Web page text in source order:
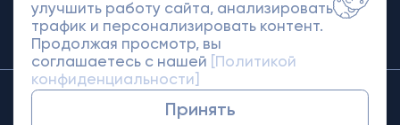
© 2018-2026 Off Group. Товарный знак
улучшить работу сайта, анализировать
трафик и персонализировать контент.
Продолжая просмотр, вы
соглашаетесь с нашей
[Политикой
конфиденциальности]
Принять